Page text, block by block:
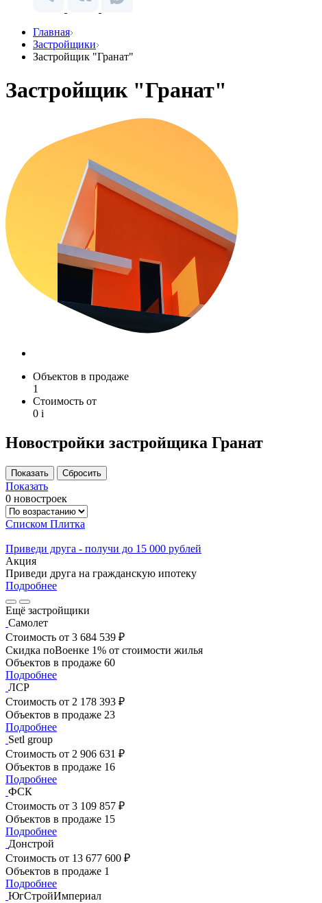
Главная
Застройщики
Застройщик "Гранат"
Застройщик "Гранат"
Объектов в продаже
1
Стоимость от
0 i
Новостройки застройщика Гранат
Показать
0 новостроек
Списком Плитка
Приведи друга - получи до 15 000 рублей
Акция
Приведи друга на гражданскую ипотеку
Подробнее
Ещё застройщики
Самолет
Стоимость от 3 684 539 ₽
Скидка поВоенке 1% от стоимости жилья
Объектов в продаже 60
Подробнее
ЛСР
Стоимость от 2 178 393 ₽
Объектов в продаже 23
Подробнее
Setl group
Стоимость от 2 906 631 ₽
Объектов в продаже 16
Подробнее
ФСК
Стоимость от 3 109 857 ₽
Объектов в продаже 15
Подробнее
Донстрой
Стоимость от 13 677 600 ₽
Объектов в продаже 1
Подробнее
ЮгСтройИмпериал